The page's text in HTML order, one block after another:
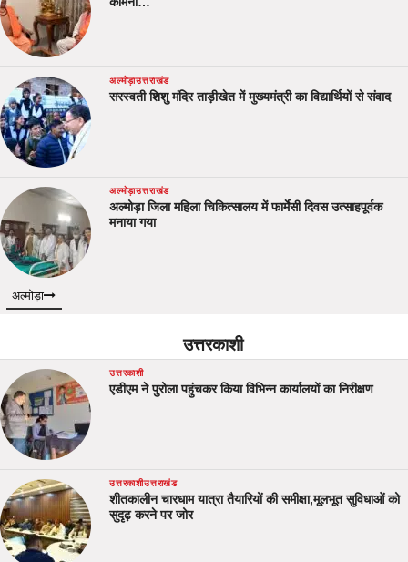
अल्मोड़ाउत्तराखंड
सरस्वती शिशु मंदिर ताड़ीखेत में मुख्यमंत्री का विद्यार्थियों से संवाद
अल्मोड़ाउत्तराखंड
अल्मोड़ा जिला महिला चिकित्सालय में फार्मेसी दिवस उत्साहपूर्वक
मनाया गया
अल्मोड़ा
उत्तरकाशी
उत्तरकाशी
एडीएम ने पुरोला पहुंचकर किया विभिन्न कार्यालयों का निरीक्षण
उत्तरकाशीउत्तराखंड
शीतकालीन चारधाम यात्रा तैयारियों की समीक्षा,मूलभूत सुविधाओं को
सुदृढ़ करने पर जोर